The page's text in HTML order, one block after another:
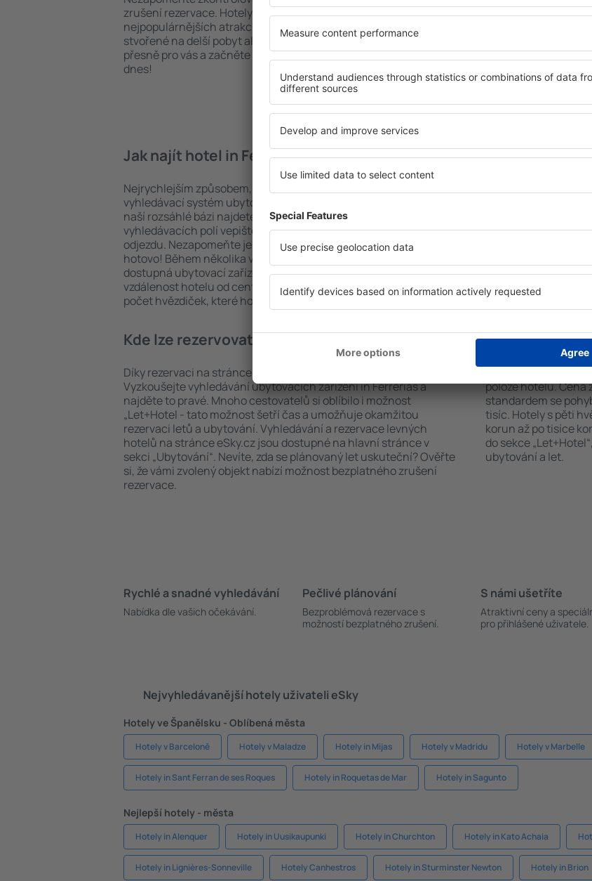
zrušení rezervace. Hotely in Ferrerias se nacházejí jak v blízkosti
nejpopulárnějších atrakcí, tak i v poklidnějších čtvrtích. Jsou jako
stvořené na delší pobyt ale i krátký výlet o víkendu. Vyberte hotel
přesně pro vás a začněte se balit na výlet nebo služební cestu už
dnes!
i bezplatné
přesně podle
znamená mimo
atrakce pro děti.
skvělým řešením
služebně nebo
Jak najít hotel in Ferrerias?
Nejrychlejším způsobem, jak najít hotel in Ferrerias, je
vyhledávací systém ubytovacích zařízení na stránce eSky. Díky
naší rozsáhlé bázi najdete přesně to, co hledáte. Do
vyhledávacích polí vepište cíl cesty a vyberte data příjezdu a
odjezdu. Nezapomeňte ještě uvést počet hostů a pokojů. A máte
hotovo! Během několika vteřin se před vámi objeví všechna
dostupná ubytovací zařízení. Snadno si pak můžete ověřit
vzdálenost hotelu od centra, způsob platby za ubytování nebo
počet hvězdiček, které hotel obdržel od předchozích návštěvníků.
Jaké zařízení
Hotely in Ferrerias
vybavením pro
bezplatné wi-fi,
centrum,
informační brožury
nabízejí i transport
historických
Kde lze rezervovat hotel in Ferrerias?
Díky rezervaci na stránce eSky.cz ušetříte čas i peníze.
Vyzkoušejte vyhledávání ubytovacích zařízení in Ferrerias a
najděte to pravé. Mnoho cestovatelů si oblíbilo i možnost
„Let+Hotel - tato možnost šetří čas a umožňuje okamžitou
rezervaci letů a ubytování. Vyhledávání a rezervace levných
hotelů na stránce eSky.cz jsou dostupné na hlavní stránce v
sekci „Ubytování“. Nevíte, zda se plánovaný let uskuteční? Ověřte
si, že vámi zvolený objekt nabízí možnost bezplatného zrušení
rezervace.
Kolik stojí
Ceny za nocleh in
poloze hotelu. Cena
standardem se
tisíc. Hotely s pěti
korun až po tisíce
do sekce
ubytování a let.
Rychlé a snadné vyhledávání
Nabídka dle vašich očekávání.
Pečlivé plánování
Bezproblémová rezervace s
možností bezplatného zrušení.
S námi ušetříte
Atraktivní ceny a
pro přihlášené uživatele.
Nejvyhledávanější hotely uživateli eSky
Hotely ve Španělsku - Oblíbená města
Hotely v Barceloně Hotely v Maladze Hotely in Mijas Hotely v Madridu Hotely v Marbelle
Hotely in Sant Ferran de ses Roques Hotely in Roquetas de Mar Hotely in Sagunto
Nejlepší hotely - města
Hotely in Alenquer Hotely in Uusikaupunki Hotely in Churchton Hotely in Kato Achaia
Hotely in Lignières-Sonneville Hotely Canhestros Hotely in Sturminster Newton Hotely in Brion